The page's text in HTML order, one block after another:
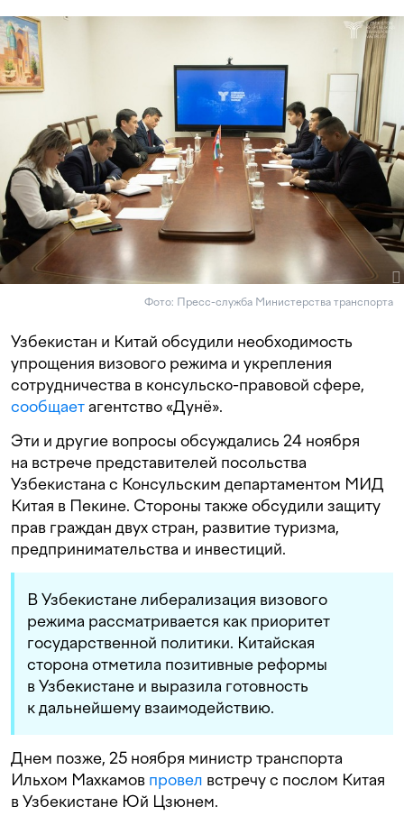
Фото: Пресс-служба Министерства транспорта
Узбекистан и Китай обсудили необходимость
упрощения визового режима и укрепления
сотрудничества в консульско-правовой сфере,
сообщаетагентство «Дунё».
Эти и другие вопросы обсуждались 24 ноября
на встрече представителей посольства
Узбекистана с Консульским департаментом МИД
Китая в Пекине. Стороны также обсудили защиту
прав граждан двух стран, развитие туризма,
предпринимательства и инвестиций.
В Узбекистане либерализация визового
режима рассматривается как приоритет
государственной политики. Китайская
сторона отметила позитивные реформы
в Узбекистане и выразила готовность
к дальнейшему взаимодействию.
Днем позже, 25 ноября министр транспорта
Ильхом Махкамов провел встречу с послом Китая
в Узбекистане Юй Цзюнем.